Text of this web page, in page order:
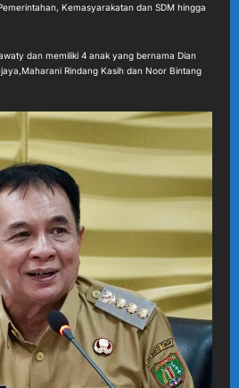
Kemasyarakatan dan SDM hingga
dan memiliki 4 anak yang bernama Dian
Rindang Kasih dan Noor Bintang